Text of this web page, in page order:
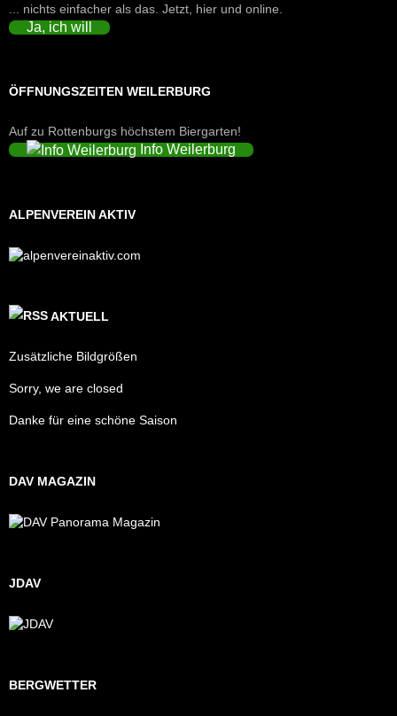
... nichts einfacher als das. Jetzt, hier und online.
Ja, ich will
ÖFFNUNGSZEITEN WEILERBURG
Auf zu Rottenburgs höchstem Biergarten!
Info Weilerburg
ALPENVEREIN AKTIV
AKTUELL
Zusätzliche Bildgrößen
Sorry, we are closed
Danke für eine schöne Saison
DAV MAGAZIN
JDAV
BERGWETTER